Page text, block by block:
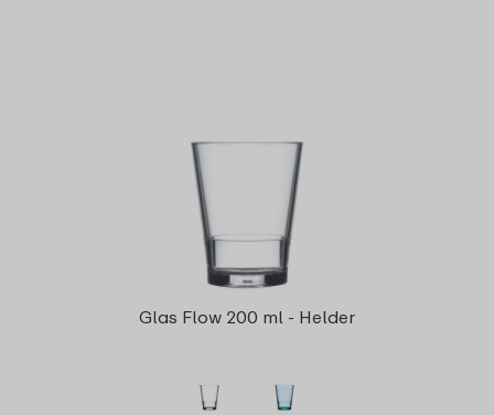
Glas Flow 200 ml - Helder